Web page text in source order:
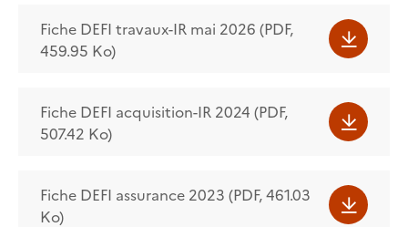
Fiche DEFI travaux-IR mai 2026 (PDF,
459.95 Ko)
Fiche DEFI acquisition-IR 2024 (PDF,
507.42 Ko)
Fiche DEFI assurance 2023 (PDF, 461.03
Ko)